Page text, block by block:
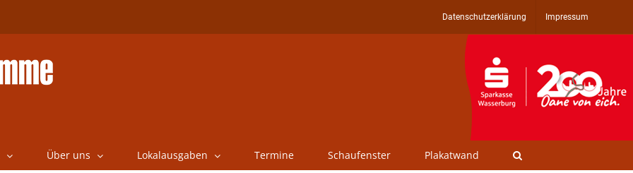
Datenschutzerklärung Impressum
Über uns Lokalausgaben Termine Schaufenster Plakatwand